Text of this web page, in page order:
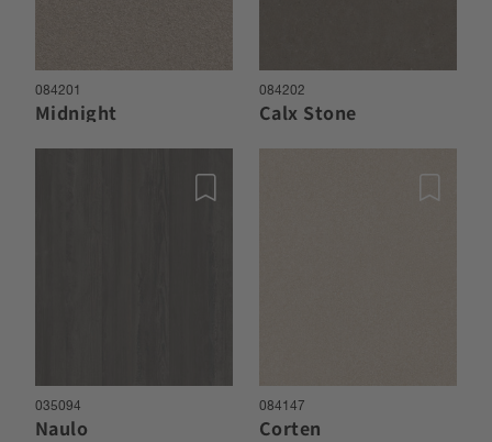
084201
Midnight
084202
Calx Stone
035094
Naulo
084147
Corten